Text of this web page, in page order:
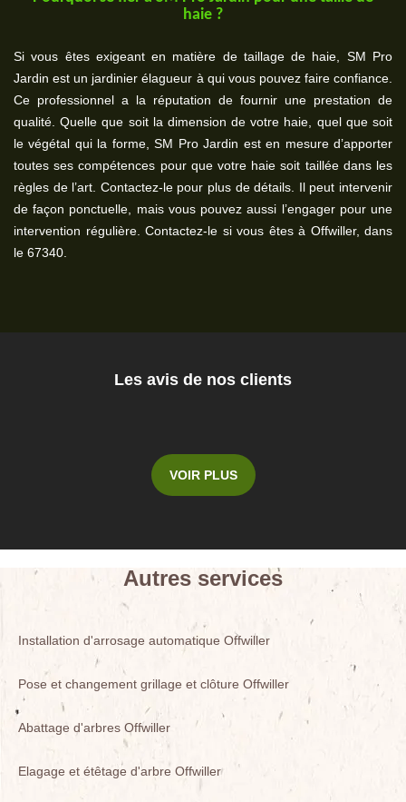
haie ?
Si vous êtes exigeant en matière de taillage de haie, SM Pro
Jardin est un jardinier élagueur à qui vous pouvez faire confiance.
Ce professionnel a la réputation de fournir une prestation de
qualité. Quelle que soit la dimension de votre haie, quel que soit
le végétal qui la forme, SM Pro Jardin est en mesure d’apporter
toutes ses compétences pour que votre haie soit taillée dans les
règles de l’art. Contactez-le pour plus de détails. Il peut intervenir
de façon ponctuelle, mais vous pouvez aussi l’engager pour une
intervention régulière. Contactez-le si vous êtes à Offwiller, dans
le 67340.
Les avis de nos clients
VOIR PLUS
Autres services
Installation d'arrosage automatique Offwiller
Pose et changement grillage et clôture Offwiller
Abattage d'arbres Offwiller
Elagage et étêtage d'arbre Offwiller